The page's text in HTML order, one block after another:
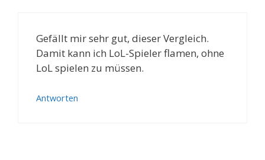
Gefällt mir sehr gut, dieser Vergleich.
Damit kann ich LoL-Spieler flamen, ohne
LoL spielen zu müssen.
Antworten